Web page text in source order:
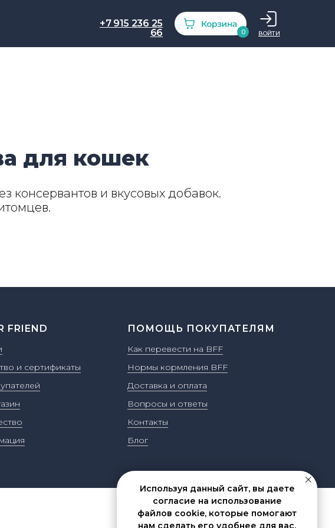
+7 915 236 25
66
ВОЙТИ
0
Используя данный сайт, вы даете
согласие на использование
файлов cookie, которые помогают
нам сделать его удобнее для вас.
для кошек
консервантов и вкусовых добавок.
FRIEND
и сертификаты
ПОМОЩЬ ПОКУПАТЕЛЯМ
Как перевести на BFF
Нормы кормления BFF
Доставка и оплата
Вопросы и ответы
Контакты
Блог